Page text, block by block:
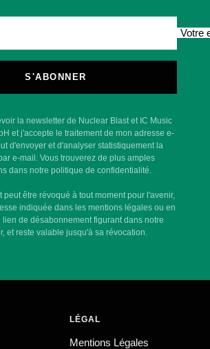
Votre
S'ABONNER
la newsletter de Nuclear Blast et IC Music
et j'accepte le traitement de mon adresse e-
d'envoyer et d'analyser statistiquement la
e-mail. Vous trouverez de plus amples
dans notre politique de confidentialité.
peut être révoqué à tout moment pour l'avenir,
indiquée dans les mentions légales ou en
lien de désabonnement figurant dans notre
et reste valable jusqu'à sa révocation.
LÉGAL
Mentions Légales